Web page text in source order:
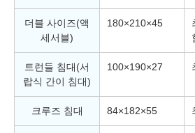
더블 사이즈(액
세서블)
180×210×45
트런들 침대(서
랍식 간이 침대)
100×190×27
크루즈 침대 84×182×55